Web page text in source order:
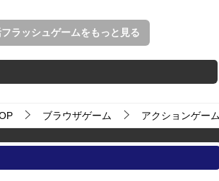
ラッシュゲームをもっと見る
ブラウザゲーム アクションゲー